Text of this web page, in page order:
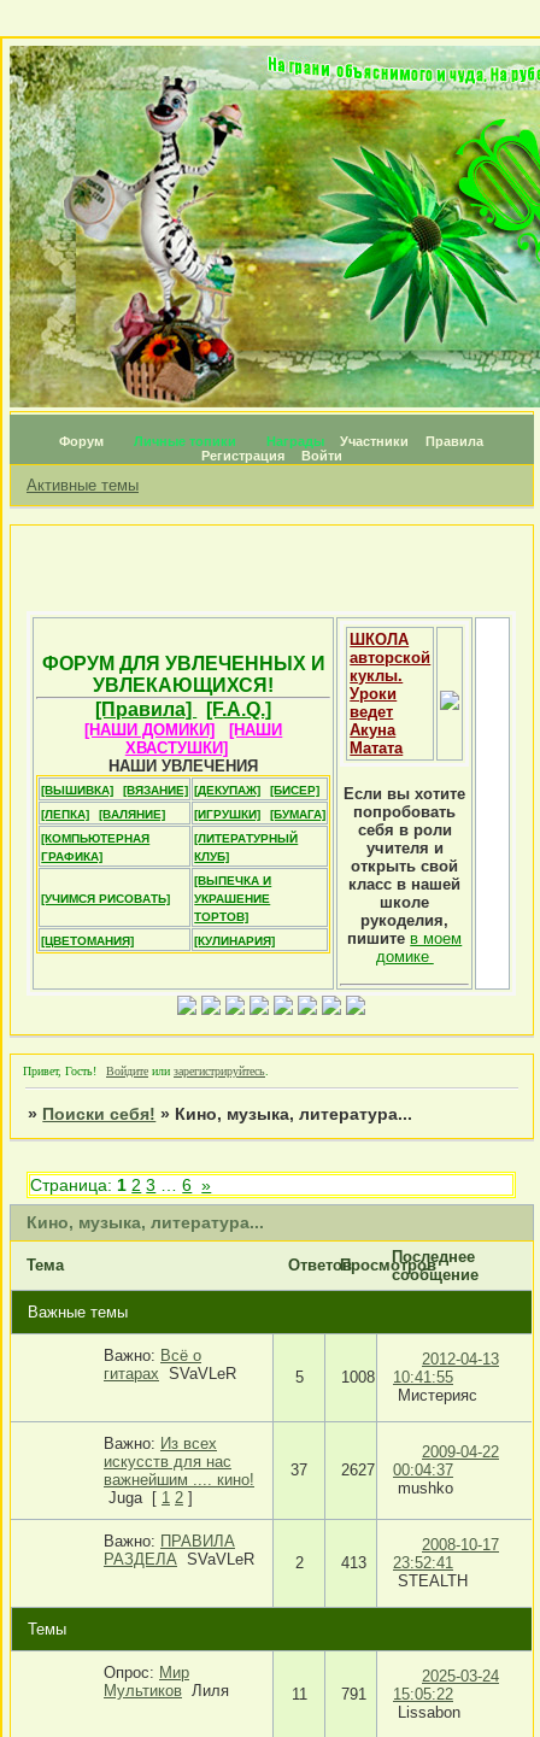
Форум Личные топики Награды Участники
Правила
Регистрация
Войти
Активные темы
ФОРУМ ДЛЯ УВЛЕЧЕННЫХ И
УВЛЕКАЮЩИХСЯ!
[Правила]
[F.A.Q.]
[НАШИ ДОМИКИ]
[НАШИ
ХВАСТУШКИ]
НАШИ УВЛЕЧЕНИЯ
[ВЫШИВКА] [ВЯЗАНИЕ] [ДЕКУПАЖ]
[БИСЕР]
[ЛЕПКА]
[ВАЛЯНИЕ] [ИГРУШКИ]
[БУМАГА]
[КОМПЬЮТЕРНАЯ
ГРАФИКА]
[ЛИТЕРАТУРНЫЙ
КЛУБ]
[УЧИМСЯ РИСОВАТЬ]
[ВЫПЕЧКА И
УКРАШЕНИЕ
ТОРТОВ]
[ЦВЕТОМАНИЯ]
[КУЛИНАРИЯ]
ШКОЛА
авторской
куклы.
Уроки
ведет
Акуна
Матата
Если вы хотите
попробовать
себя в роли
учителя и
открыть свой
класс в нашей
школе
рукоделия,
пишите в моем
домике
Привет, Гость! Войдите или зарегистрируйтесь
» Поиски себя! » Кино, музыка, литература...
Кино, музыка, литература...
Страница: 1 2 3 6 »
Тема ОтветовПросмотровПоследнее
сообщение
Важные темы
Важно: Всё о
гитарах SVaVLeR 5 1008
2012-04-13
10:41:55
Мистерияс
Важно: Из всех
искусств для нас
важнейшим .... кино!
Juga
[ 1 2 ]
37 2627
2009-04-22
00:04:37
mushko
Важно: ПРАВИЛА
РАЗДЕЛА SVaVLeR 2 413
2008-10-17
23:52:41
STEALTH
Темы
Опрос: Мир
Мультиков Лиля 11 791
2025-03-24
15:05:22
Lissabon